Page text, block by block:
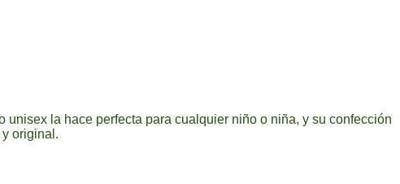
la hace perfecta para cualquier niño o niña, y su confección
original.